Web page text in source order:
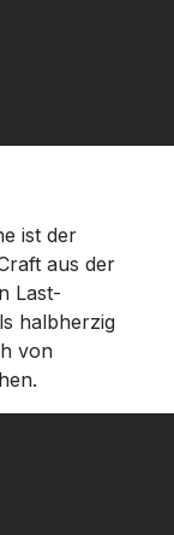
ist der
aus der
Last-
halbherzig
von